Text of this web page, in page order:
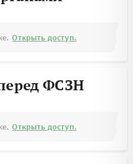
Открыть доступ.
ФСЗН
Открыть доступ.